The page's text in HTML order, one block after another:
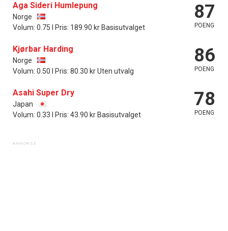
Aga Sideri Humlepung
Norge
Volum: 0.75 l Pris: 189.90 kr Basisutvalget
87
POENG
Kjørbar Harding
Norge
Volum: 0.50 l Pris: 80.30 kr Uten utvalg
86
POENG
Asahi Super Dry
Japan
Volum: 0.33 l Pris: 43.90 kr Basisutvalget
78
POENG